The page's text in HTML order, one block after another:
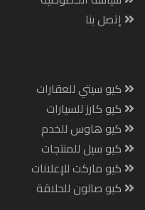
إتصل بنا
كيو سيتي للعقارات
كيو كارز للسيارات
كيو هاوس للخدم
كيو سيل للمنتجات
كيو ماركت للإعلانات
كيو صالون للحلاقة